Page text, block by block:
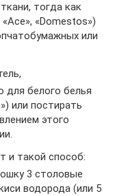
тогда как
«Domestos»)
или
для белого белья
или постирать
этого
и такой способ:
3 столовые
водорода (или 5